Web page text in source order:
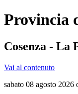
Provincia
Cosenza - La
Vai al contenuto
sabato 08 agosto 2026